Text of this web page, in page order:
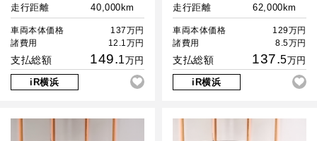
走行距離
40,000km
車両本体価格
137万円
諸費用
12.1万円
支払総額 149.1万円
iR横浜
走行距離
62,000km
車両本体価格
129万円
諸費用
8.5万円
支払総額 137.5万円
iR横浜